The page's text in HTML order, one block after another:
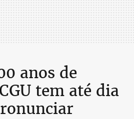
anos de
tem até dia